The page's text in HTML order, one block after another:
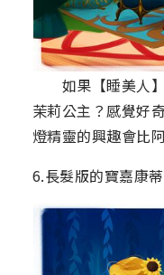
如果【睡美人】
茉莉公主？感覺好
燈精靈的興趣會比
6.長髮版的寶嘉康